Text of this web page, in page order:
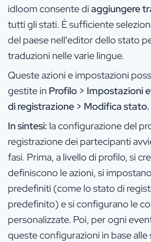
idloom consente diaggiungere
tutti gli stati. È sufficiente
del paese nell’editor dello stato
traduzioni nelle varie lingue.
Queste azioni e impostazioni
gestite in Profilo > Impostazioni
di registrazione > Modifica stato.
In sintesi: la configurazione del
registrazione dei partecipanti
fasi. Prima, a livello di profilo, si
definiscono le azioni, si
predefiniti (come lo stato di
predefinito) e si configurano le
personalizzate. Poi, per ogni
queste configurazioni in base alle